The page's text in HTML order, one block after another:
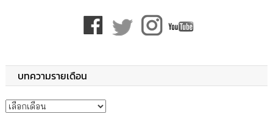
บทความรายเดือน
บทความรายเดือน